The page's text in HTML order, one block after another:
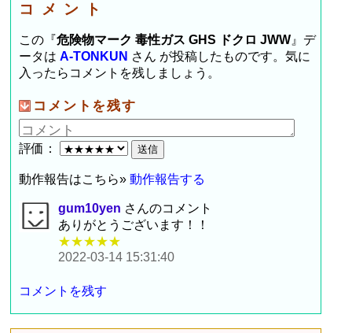
コメント
この『危険物マーク 毒性ガス GHS ドクロ JWW』デ
ータはA-TONKUN さん が投稿したものです。気に
入ったらコメントを残しましょう。
コメントを残す
評価：
動作報告はこちら»動作報告する
gum10yen さんのコメント
ありがとうございます！！
★★★★★
2022-03-14 15:31:40
コメントを残す